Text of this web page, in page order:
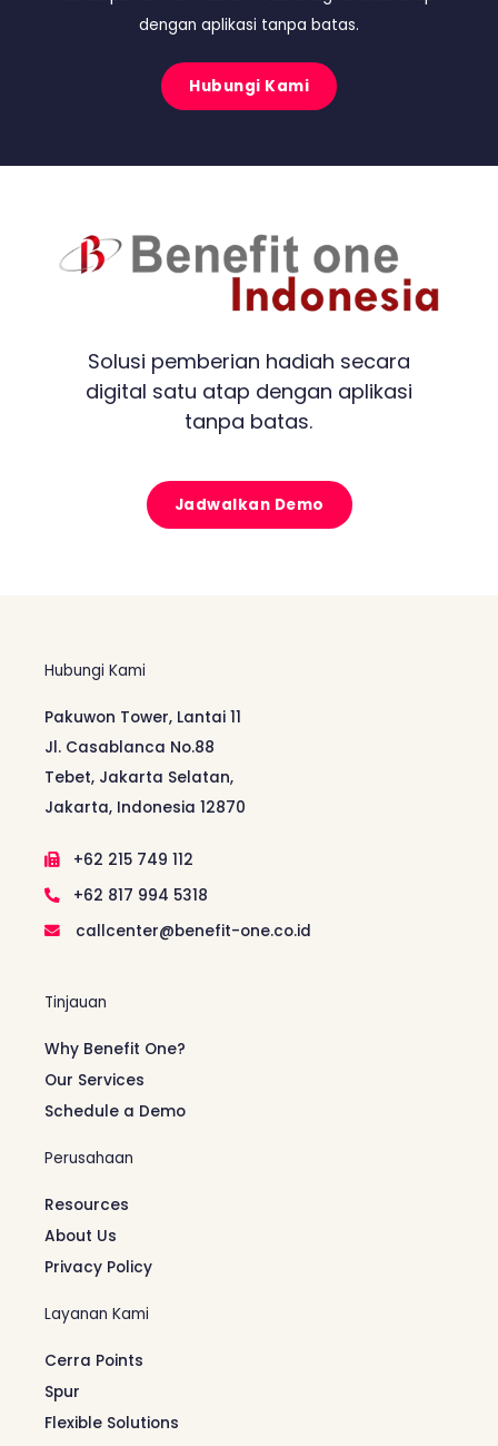
dengan aplikasi tanpa batas.
Hubungi Kami
Solusi pemberian hadiah secara
digital satu atap dengan aplikasi
tanpa batas.
Jadwalkan Demo
Hubungi Kami
Pakuwon Tower, Lantai 11
Jl. Casablanca No.88
Tebet, Jakarta Selatan,
Jakarta, Indonesia 12870
+62 215 749 112
+62 817 994 5318
callcenter@benefit-one.co.id
Tinjauan
Why Benefit One?
Our Services
Schedule a Demo
Perusahaan
Resources
About Us
Privacy Policy
Layanan Kami
Cerra Points
Spur
Flexible Solutions